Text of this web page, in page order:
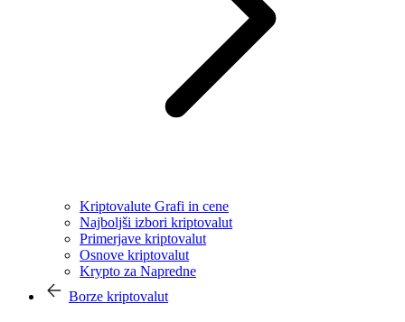
Kriptovalute Grafi in cene
Najboljši izbori kriptovalut
Primerjave kriptovalut
Osnove kriptovalut
Krypto za Napredne
Borze kriptovalut